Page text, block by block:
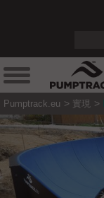
Pumptrack.eu 實現